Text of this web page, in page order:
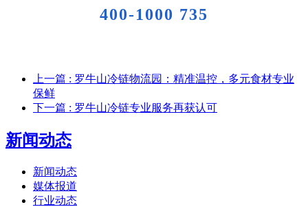
400-1000 735
上一篇 : 罗牛山冷链物流园：精准温控，多元食材专业
保鲜
下一篇 : 罗牛山冷链专业服务再获认可
新闻动态
新闻动态
媒体报道
行业动态